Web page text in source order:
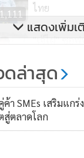
1,111
ไทย
1,284
"เจ๊ไฝ" ซอฟ
ไทย
10 สตาร์ทอั
เกาหลีใต้ บุ
แสดงเพิ่มเ
ดล่าสุด
า SMEs เสริมแก
สู่ตลาดโลก